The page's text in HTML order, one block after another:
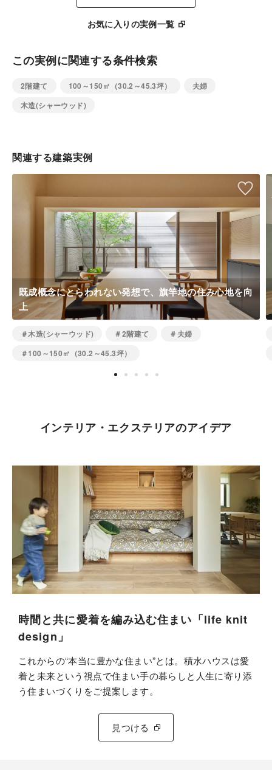
お気に入りの実例一覧
この実例に関連する条件検索
2階建て 100～150㎡（30.2～45.3坪）
夫婦
木造(シャーウッド)
関連する建築実例
既成概念にとらわれない発想で、旗竿地の住み心地を向
上
＃木造(シャーウッド) ＃2階建て
＃夫婦
＃100～150㎡（30.2～45.3坪）
インテリア・エクステリアのアイデア
時間と共に愛着を編み込む住まい「life knit
design」
これからの“本当に豊かな住まい”とは。積水ハウスは愛
着と未来という視点で住まい手の暮らしと人生に寄り添
う住まいづくりをご提案します。
見つける